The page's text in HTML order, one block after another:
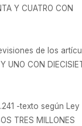
Y CUATRO CON
de los
UNO CON
-texto según Ley
TRES MILLONES